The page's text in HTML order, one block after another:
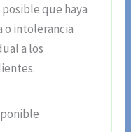
posible que haya
o intolerancia
a los